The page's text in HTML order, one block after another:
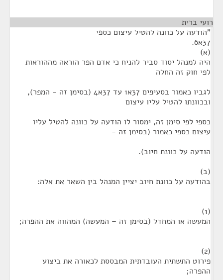
רועי ברית
"הודעה על כוונה להטיל עיצום כספי
37א6.
(א)
היה למנהל יסוד סביר להניח כי אדם הפר הוראה מההוראות
לפי חוק זה החלה
לגביו כאמור בסעיפים 37א1 עד 37א4 (בסימן זה - המפר),
ובכוונתו להטיל עליו עיצום
כספי לפי סימן זה, ימסור לו הודעה על כוונה להטיל עליו
עיצום כספי כאמור (בסימן זה -
הודעה על כוונת חיוב).
(ב)
בהודעה על כוונת חיוב יציין המנהל בין השאר את אלה:
(1)
המעשה או המחדל (בסימן זה – המעשה) המהווה את ההפרה;
(2)
פירוט התשתית העובדתית המבססת לכאורה את ביצוע
ההפרה;